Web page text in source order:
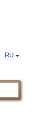
RU